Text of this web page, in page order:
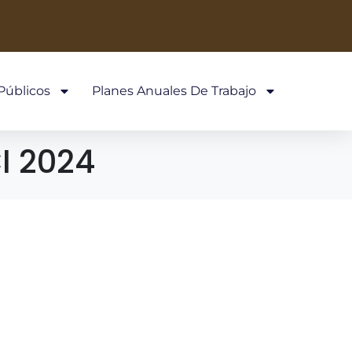
Planes Anuales De Trabajo
2024